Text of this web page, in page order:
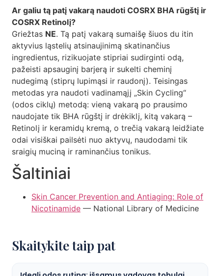
Ar galiu tą patį vakarą naudoti COSRX BHA rūgštį ir
COSRX Retinolį?
Griežtas NE. Tą patį vakarą sumaišę šiuos du itin
aktyvius ląstelių atsinaujinimą skatinančius
ingredientus, rizikuojate stipriai sudirginti odą,
pažeisti apsauginį barjerą ir sukelti cheminį
nudegimą (stiprų lupimąsi ir raudonį). Teisingas
metodas yra naudoti vadinamąjį „Skin Cycling“
(odos ciklų) metodą: vieną vakarą po prausimo
naudojate tik BHA rūgštį ir drėkiklį, kitą vakarą –
Retinolį ir keramidų kremą, o trečią vakarą leidžiate
odai visiškai pailsėti nuo aktyvų, naudodami tik
sraigių muciną ir raminančius tonikus.
Šaltiniai
Skin Cancer Prevention and Antiaging: Role of
Nicotinamide — National Library of Medicine
Skaitykite taip pat